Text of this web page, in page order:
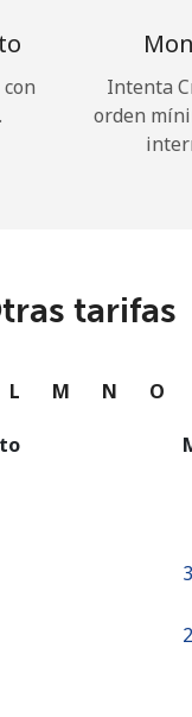
Continuar con
Intenta
orden
tarifas
L M N O